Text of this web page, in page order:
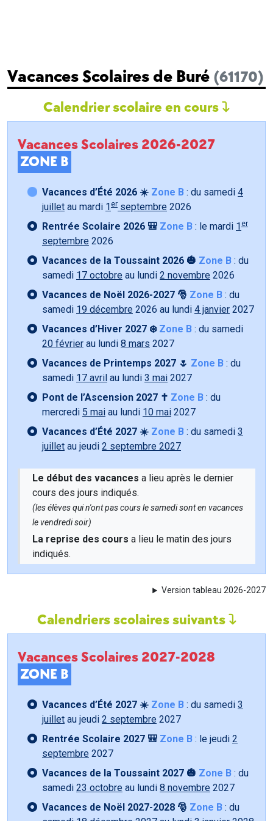
Vacances Scolaires de Buré (61170)
Calendrier scolaire en cours
Vacances Scolaires 2026-2027
ZONE B
Vacances d’Été 2026 ☀️ Zone B : du samedi 4
juillet au mardi 1 er septembre 2026
Rentrée Scolaire 2026 🎒 Zone B : le mardi 1 er
septembre 2026
Vacances de la Toussaint 2026 🎃 Zone B : du
samedi 17 octobre au lundi 2 novembre 2026
Vacances de Noël 2026-2027 🎅 Zone B : du
samedi 19 décembre 2026 au lundi 4 janvier 2027
Vacances d’Hiver 2027 ❄️ Zone B : du samedi
20 février au lundi 8 mars 2027
Vacances de Printemps 2027 🌷 Zone B : du
samedi 17 avril au lundi 3 mai 2027
Pont de l’Ascension 2027 ✝️ Zone B : du
mercredi 5 mai au lundi 10 mai 2027
Vacances d’Été 2027 ☀️ Zone B : du samedi 3
juillet au jeudi 2 septembre 2027
Le début des vacances a lieu après le dernier
cours des jours indiqués.
(les élèves qui n'ont pas cours le samedi sont en vacances
le vendredi soir)
La reprise des cours a lieu le matin des jours
indiqués.
Version tableau 2026-2027
Calendriers scolaires suivants
Vacances Scolaires 2027-2028
ZONE B
Vacances d’Été 2027 ☀️ Zone B : du samedi 3
juillet au jeudi 2 septembre 2027
Rentrée Scolaire 2027 🎒 Zone B : le jeudi 2
septembre 2027
Vacances de la Toussaint 2027 🎃 Zone B : du
samedi 23 octobre au lundi 8 novembre 2027
Vacances de Noël 2027-2028 🎅 Zone B : du